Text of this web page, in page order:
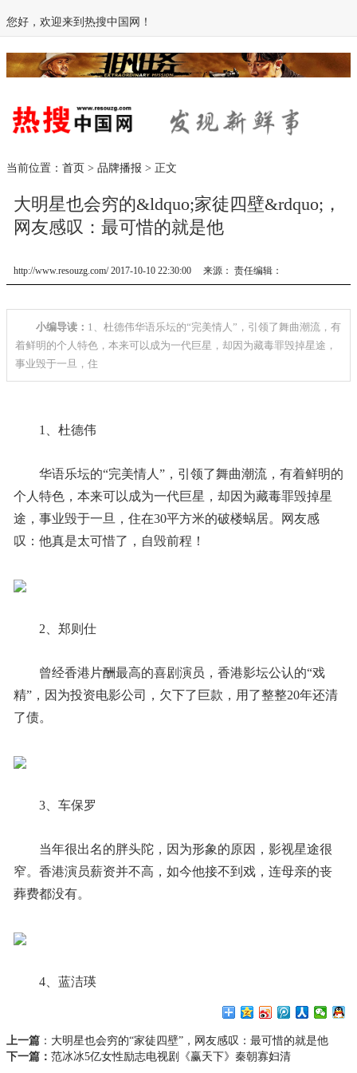
您好，欢迎来到热搜中国网！
当前位置： 首页 > 品牌播报 > 正文
大明星也会穷的&ldquo;家徒四壁&rdquo;，
网友感叹：最可惜的就是他
http://www.resouzg.com/ 2017-10-10 22:30:00 来源： 责任编辑：
小编导读： 1、杜德伟华语乐坛的“完美情人”，引领了舞曲潮流，有
着鲜明的个人特色，本来可以成为一代巨星，却因为藏毒罪毁掉星途，
事业毁于一旦，住
1、杜德伟
华语乐坛的“完美情人”，引领了舞曲潮流，有着鲜明的
个人特色，本来可以成为一代巨星，却因为藏毒罪毁掉星
途，事业毁于一旦，住在30平方米的破楼蜗居。网友感
叹：他真是太可惜了，自毁前程！
2、郑则仕
曾经香港片酬最高的喜剧演员，香港影坛公认的“戏
精”，因为投资电影公司，欠下了巨款，用了整整20年还清
了债。
3、车保罗
当年很出名的胖头陀，因为形象的原因，影视星途很
窄。香港演员薪资并不高，如今他接不到戏，连母亲的丧
葬费都没有。
4、蓝洁瑛
上一篇 ： 大明星也会穷的“家徒四壁”，网友感叹：最可惜的就是他
下一篇： 范冰冰5亿女性励志电视剧《赢天下》秦朝寡妇清